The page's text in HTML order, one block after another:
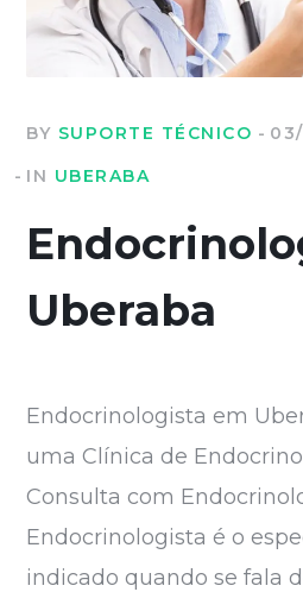
BY SUPORTE TÉCNICO
IN UBERABA
Uberaba
Endocrinologista em
uma Clínica de
Consulta com
Endocrinologista é o
indicado quando se fala